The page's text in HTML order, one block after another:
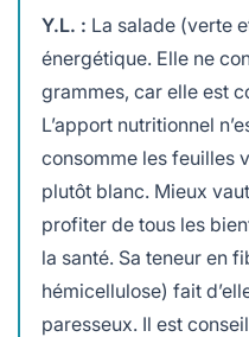
Y.L. : La salade (verte
énergétique. Elle ne
grammes, car elle est
L’apport nutritionnel
consomme les feuilles
plutôt blanc. Mieux
profiter de tous les
la santé. Sa teneur en
hémicellulose) fait
paresseux. Il est